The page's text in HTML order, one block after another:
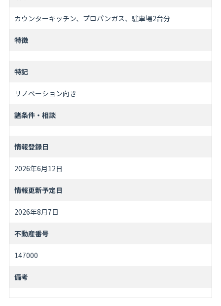
カウンターキッチン、プロパンガス、駐車場2台分
特徴
特記
リノベーション向き
諸条件・相談
情報登録日
2026年6月12日
情報更新予定日
2026年8月7日
不動産番号
147000
備考